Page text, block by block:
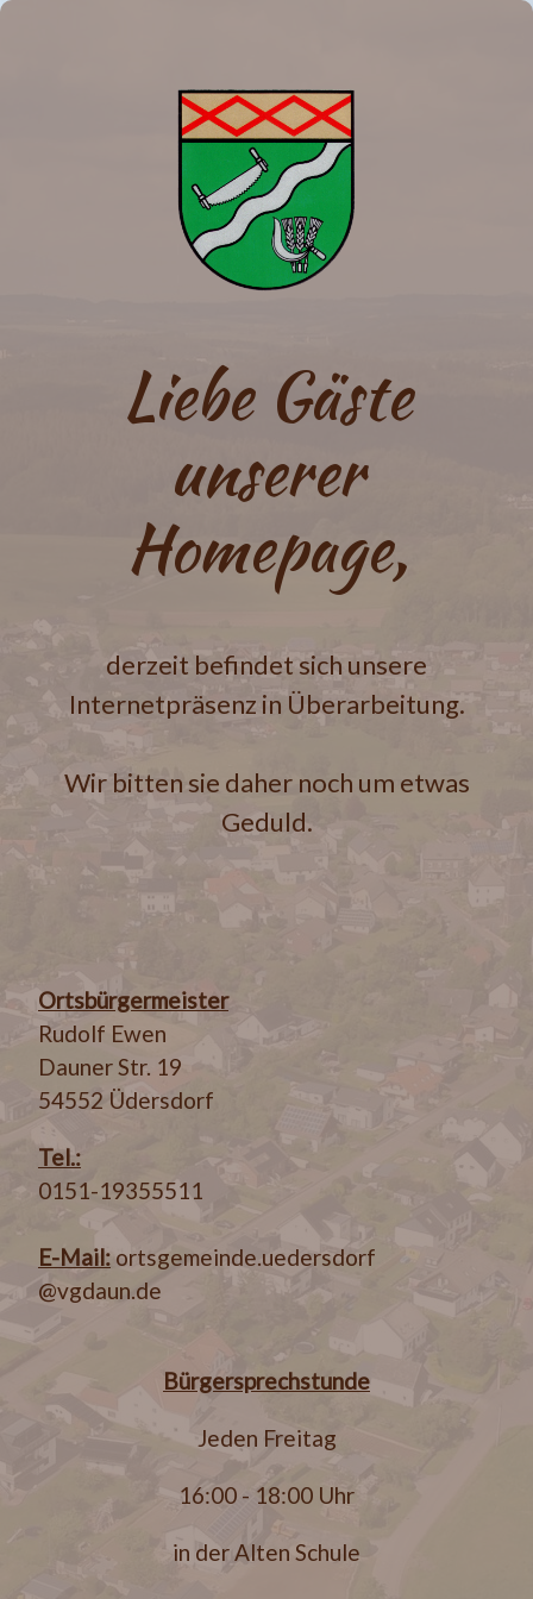
Liebe Gäste
unserer
Homepage,
derzeit befindet sich unsere
Internetpräsenz in Überarbeitung.
Wir bitten sie daher noch um etwas
Geduld.
Ortsbürgermeister
Rudolf Ewen
Dauner Str. 19
54552 Üdersdorf
Tel.:
0151-19355511
E-Mail: ortsgemeinde.uedersdorf
@vgdaun.de
Bürgersprechstunde
Jeden Freitag
16:00 - 18:00 Uhr
in der Alten Schule